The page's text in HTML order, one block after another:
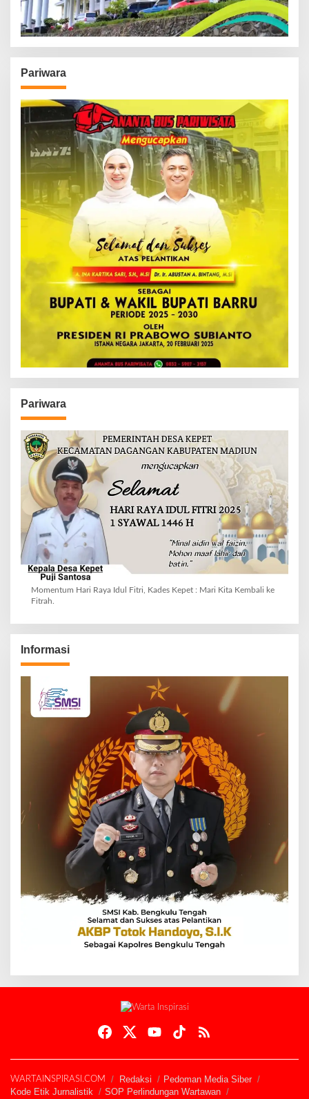
Pariwara
Pariwara
Momentum Hari Raya Idul Fitri, Kades Kepet : Mari Kita Kembali ke
Fitrah.
Informasi
WARTAINSPIRASI.COM Redaksi
Pedoman Media Siber
Kode Etik Jurnalistik
SOP Perlindungan Wartawan